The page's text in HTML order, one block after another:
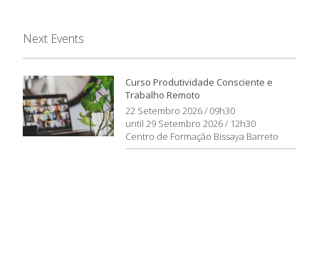
Next Events
Curso Produtividade Consciente e
Trabalho Remoto
22 Setembro 2026 / 09h30
until 29 Setembro 2026 / 12h30
Centro de Formação Bissaya Barreto